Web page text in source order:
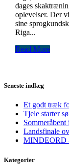
dages
oplevelser. Der
sine
Riga...
Read More
Seneste indlæg
Et godt træk
Tjele starter
Landsfinale
MINDEORD
Kategorier